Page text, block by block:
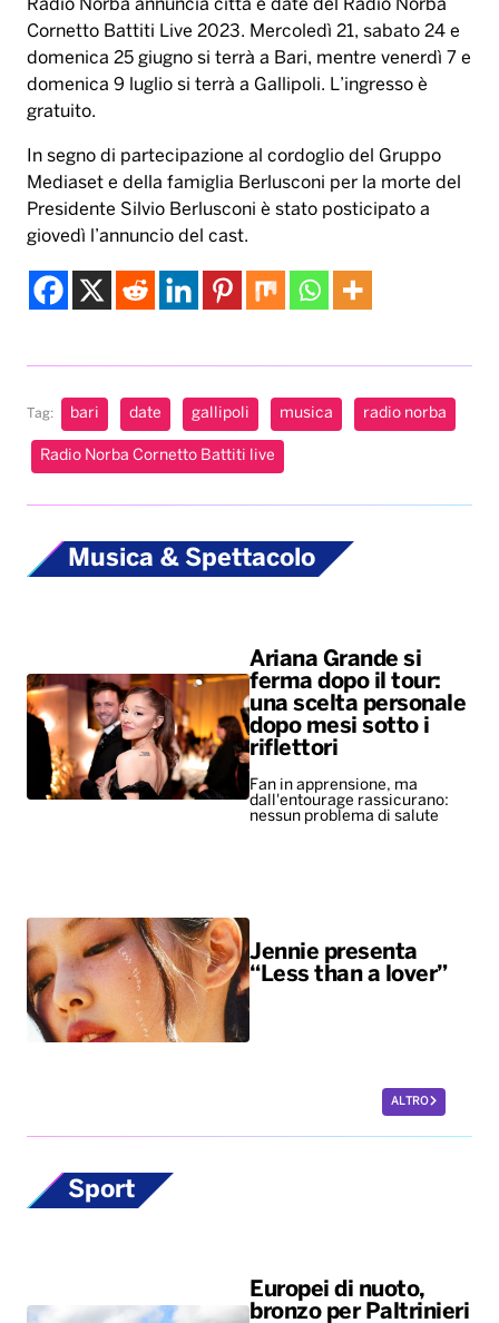
Radio Norba annuncia città e date del Radio Norba
Cornetto Battiti Live 2023. Mercoledì 21, sabato 24 e
domenica 25 giugno si terrà a Bari, mentre venerdì 7 e
domenica 9 luglio si terrà a Gallipoli. L’ingresso è
gratuito.
In segno di partecipazione al cordoglio del Gruppo
Mediaset e della famiglia Berlusconi per la morte del
Presidente Silvio Berlusconi è stato posticipato a
giovedì l’annuncio del cast.
Tag: bari date gallipoli musica radio norba
Radio Norba Cornetto Battiti live
Musica & Spettacolo
Ariana Grande si
ferma dopo il tour:
una scelta personale
dopo mesi sotto i
riflettori
Fan in apprensione, ma
dall'entourage rassicurano:
nessun problema di salute
Jennie presenta
“Less than a lover”
ALTRO
Sport
Europei di nuoto,
bronzo per Paltrinieri